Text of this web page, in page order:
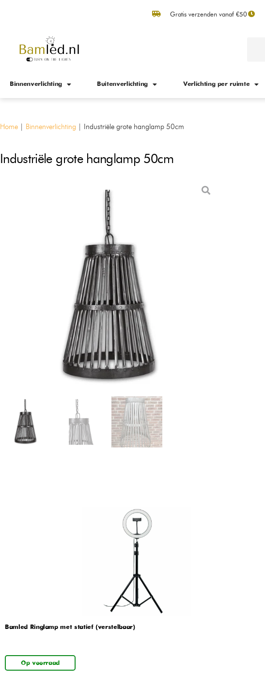
Gratis verzenden vanaf €50
Binnenverlichting Buitenverlichting Verlichting per ruimte
Home | Binnenverlichting | Industriële grote hanglamp 50cm
Industriële grote hanglamp 50cm
Bamled Ringlamp met statief (verstelbaar)
Op voorraad